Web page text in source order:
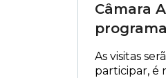
Câmara
As visitas
participar, é